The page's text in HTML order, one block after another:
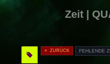
Zeit |
« ZURÜCK FEHLENDE